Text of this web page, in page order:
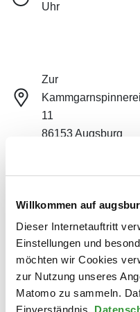
Willkommen auf
Dieser Internetauftritt
Einstellungen und
möchten wir Cookies
zur Nutzung unseres
Matomo zu sammeln.
Einverständnis.
Uhr
Zur
Kammgarnspinnerei
11
86153 Augsburg
Bürger von Augsburg zu
Jahrhunderts gar nicht so
von Augsburg, das in
Jubiläum feiert, weist für
Möglichkeiten auf, die im